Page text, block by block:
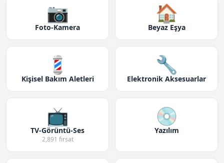
📷
Foto-Kamera
🏠
Beyaz Eşya
💈
Kişisel Bakım Aletleri
🔧
Elektronik Aksesuarlar
📺
TV-Görüntü-Ses
2,891 fırsat
💿
Yazılım